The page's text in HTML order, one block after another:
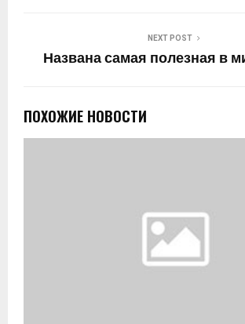
NEXT POST
Названа самая полезная в
ПОХОЖИЕ НОВОСТИ